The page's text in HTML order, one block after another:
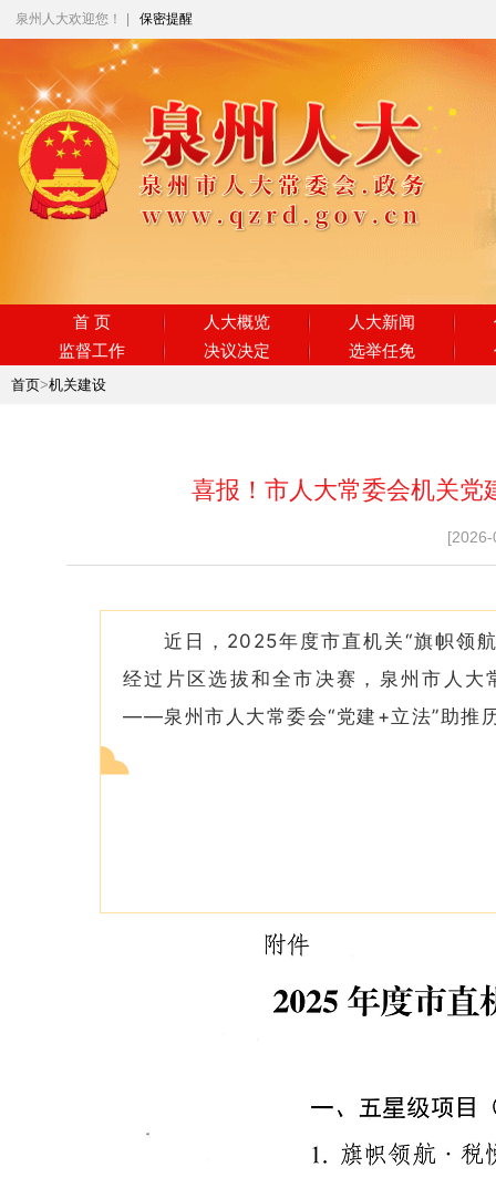
泉州人大欢迎您！ 保密提醒
首 页 人大概览 人大新闻
监督工作
决议决定 选举任免
首页>机关建设
喜报！市人大常委会机关党
近日，2025年度市直机关“旗帜领
经过片区选拔和全市决赛，泉州市人
——泉州市人大常委会“党建+立法”助推